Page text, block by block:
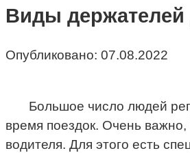
Виды
Опубликовано: 07.08.2022
Большое число людей
время поездок. Очень
водителя. Для этого есть